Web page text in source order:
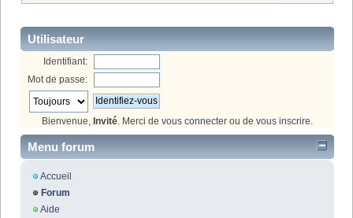
Utilisateur
Identifiant:
Mot de passe:
Bienvenue, Invité. Merci de vous connecter ou de vous inscrire.
Menu forum
Accueil
Forum
Aide